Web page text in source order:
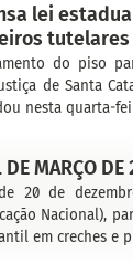
lei
tutelares
do piso
de Santa
nesta quarta-
MARÇO
20 de
Nacional),
em creches e